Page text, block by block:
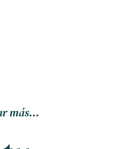
más…